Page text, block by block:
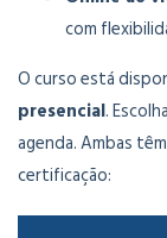
com
O curso está
presencial.
agenda. Ambas
certificação: